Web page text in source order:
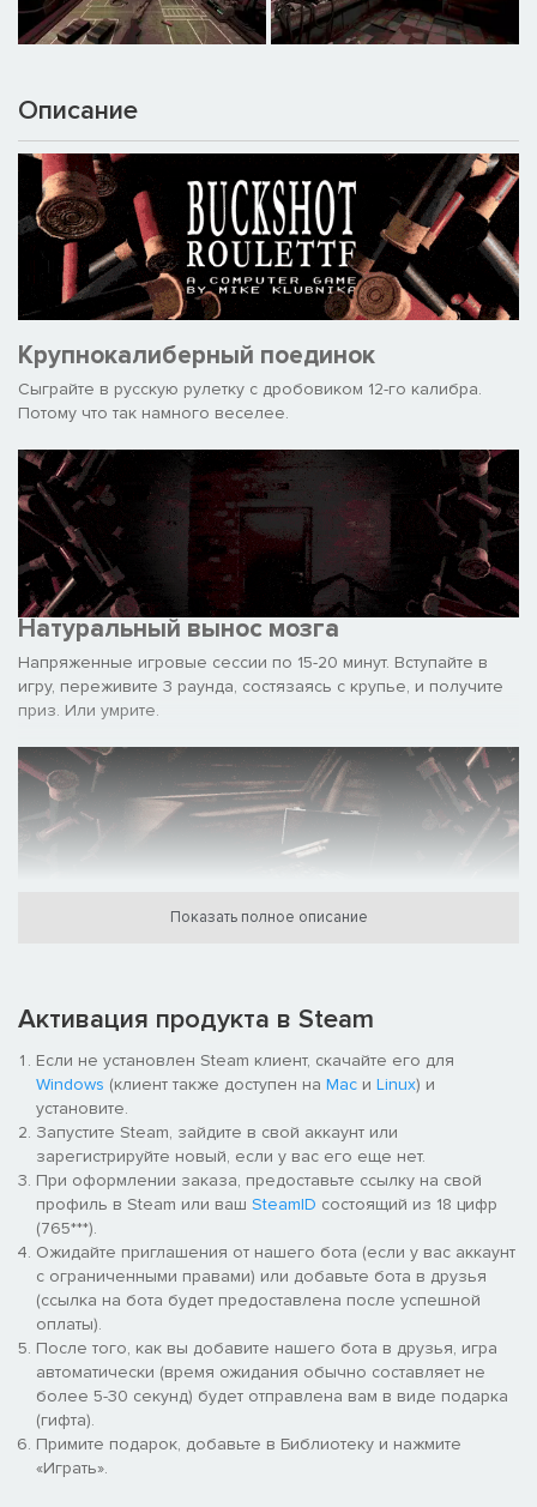
Описание
Крупнокалиберный поединок
Сыграйте в русскую рулетку с дробовиком 12-го калибра.
Потому что так намного веселее.
Натуральный вынос мозга
Напряженные игровые сессии по 15-20 минут. Вступайте в
игру, переживите 3 раунда, состязаясь с крупье, и получите
приз. Или умрите.
Завораживающая атмосфера
машин.
Достойный соперник
Сразитесь с крупье, который играет по тем же правилам. Все
честно. Сможете ли вы победить его на его же поле?
Показать полное описание
Активация продукта в Steam
Если не установлен Steam клиент, скачайте его для
Windows (клиент также доступен на Mac и Linux) и
установите.
Запустите Steam, зайдите в свой аккаунт или
зарегистрируйте новый, если у вас его еще нет.
При оформлении заказа, предоставьте ссылку на свой
профиль в Steam или ваш SteamID состоящий из 18 цифр
(765***).
Ожидайте приглашения от нашего бота (если у вас аккаунт
с ограниченными правами) или добавьте бота в друзья
(ссылка на бота будет предоставлена после успешной
оплаты).
После того, как вы добавите нашего бота в друзья, игра
автоматически (время ожидания обычно составляет не
более 5-30 секунд) будет отправлена вам в виде подарка
(гифта).
Примите подарок, добавьте в Библиотеку и нажмите
«Играть».